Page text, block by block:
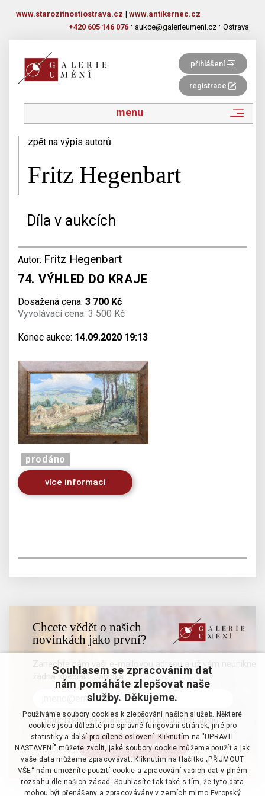
www.starozitnostiostrava.cz | www.antiksrnec.cz
+420 605 146 076 · aukce@galerieumeni.cz · Ostrava
přihlášení
registrace
menu
zpět na výpis autorů
Fritz Hegenbart
Díla v aukcích
Autor: Fritz Hegenbart
74. VÝHLED DO KRAJE
Dosažená cena: 3 700 Kč
Vyvolávací cena: 3 500 Kč
Konec aukce: 14.09.2020 19:13
prodáno
více informací
Chcete vědět o našich
novinkách jako první?
Zanechte nám vaši e-mailovou adresu a už vám neunikne
žádná speciální nabídka
Souhlasím se zpracováním osobních údajů
Souhlasem se zpracováním dat
nám pomáháte zlepšovat naše
služby. Děkujeme.
Používáme soubory cookies k zlepšování našich služeb. Některé
cookies jsou důležité pro správné fungování stránek, jiné pro
statistiky a další pro cílené oslovení. Kliknutím na "UPRAVIT
NASTAVENÍ" můžete zvolit, jaké soubory cookie můžeme použít a jak
vaše data můžeme zpracovávat. Kliknutím na tlačítko „PŘIJMOUT
VŠE“ nám umožníte použití cookie a zpracování vašich dat v plném
rozsahu dle našich zásad. Souhlasíte tak také s tím, že tyto data
mohou být přenášeny a zpracovávány v zemích mimo Evropský